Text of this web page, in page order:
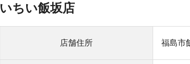
いちい飯坂店
店舗住所 福島市